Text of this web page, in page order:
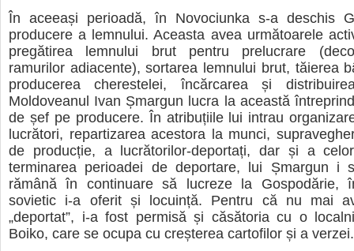
În aceeași perioadă, în Novociunka s-a deschis
producere a lemnului. Aceasta avea următoarele
pregătirea lemnului brut pentru prelucrare
ramurilor adiacente), sortarea lemnului brut, tăierea
producerea cherestelei, încărcarea și
Moldoveanul Ivan Șmargun lucra la această
de șef pe producere. În atribuțiile lui intrau
lucrători, repartizarea acestora la munci,
de producție, a lucrătorilor-deportați, dar și a
terminarea perioadei de deportare, lui Șmargun i
rămână în continuare să lucreze la Gospodărie,
sovietic i-a oferit și locuință. Pentru că nu mai
„deportat”, i-a fost permisă și căsătoria cu o
Boiko, care se ocupa cu creșterea cartofilor și a verzei.